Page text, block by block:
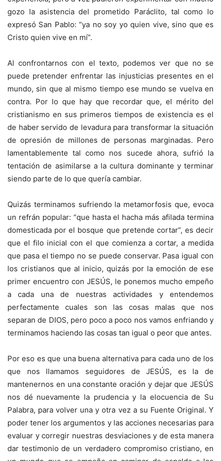
gozo la asistencia del prometido Paráclito, tal como lo
expresó San Pablo: “ya no soy yo quien vive, sino que es
Cristo quien vive en mí”.
Al confrontarnos con el texto, podemos ver que no se
puede pretender enfrentar las injusticias presentes en el
mundo, sin que al mismo tiempo ese mundo se vuelva en
contra. Por lo que hay que recordar que, el mérito del
cristianismo en sus primeros tiempos de existencia es el
de haber servido de levadura para transformar la situación
de opresión de millones de personas marginadas. Pero
lamentablemente tal como nos sucede ahora, sufrió la
tentación de asimilarse a la cultura dominante y terminar
siendo parte de lo que quería cambiar.
Quizás terminamos sufriendo la metamorfosis que, evoca
un refrán popular: “que hasta el hacha más afilada termina
domesticada por el bosque que pretende cortar”, es decir
que el filo inicial con el que comienza a cortar, a medida
que pasa el tiempo no se puede conservar. Pasa igual con
los cristianos que al inicio, quizás por la emoción de ese
primer encuentro con JESÚS, le ponemos mucho empeño
a cada una de nuestras actividades y entendemos
perfectamente cuales son las cosas malas que nos
separan de DIOS, pero poco a poco nos vamos enfriando y
terminamos haciendo las cosas tan igual o peor que antes.
Por eso es que una buena alternativa para cada uno de los
que nos llamamos seguidores de JESÚS, es la de
mantenernos en una constante oración y dejar que JESÚS
nos dé nuevamente la prudencia y la elocuencia de Su
Palabra, para volver una y otra vez a su Fuente Original. Y
poder tener los argumentos y las acciones necesarias para
evaluar y corregir nuestras desviaciones y de esta manera
dar testimonio de un verdadero compromiso cristiano, en